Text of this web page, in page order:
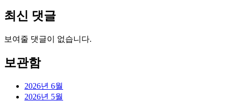
최신 댓글
보여줄 댓글이 없습니다.
보관함
2026년 6월
2026년 5월